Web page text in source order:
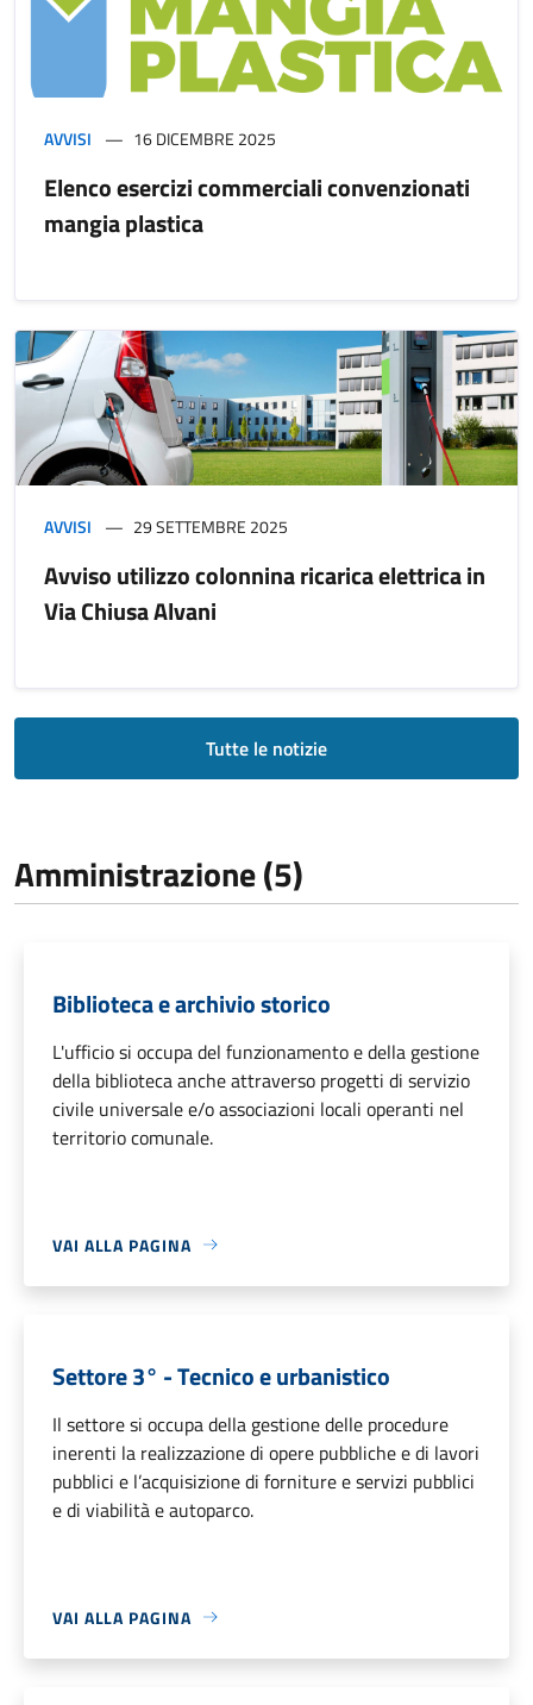
AVVISI 16 DICEMBRE 2025
Elenco esercizi commerciali convenzionati
mangia plastica
AVVISI 29 SETTEMBRE 2025
Avviso utilizzo colonnina ricarica elettrica in
Via Chiusa Alvani
Tutte le notizie
Amministrazione (5)
Biblioteca e archivio storico
L'ufficio si occupa del funzionamento e della gestione
della biblioteca anche attraverso progetti di servizio
civile universale e/o associazioni locali operanti nel
territorio comunale.
VAI ALLA PAGINA
Settore 3° - Tecnico e urbanistico
Il settore si occupa della gestione delle procedure
inerenti la realizzazione di opere pubbliche e di lavori
pubblici e l’acquisizione di forniture e servizi pubblici
e di viabilità e autoparco.
VAI ALLA PAGINA